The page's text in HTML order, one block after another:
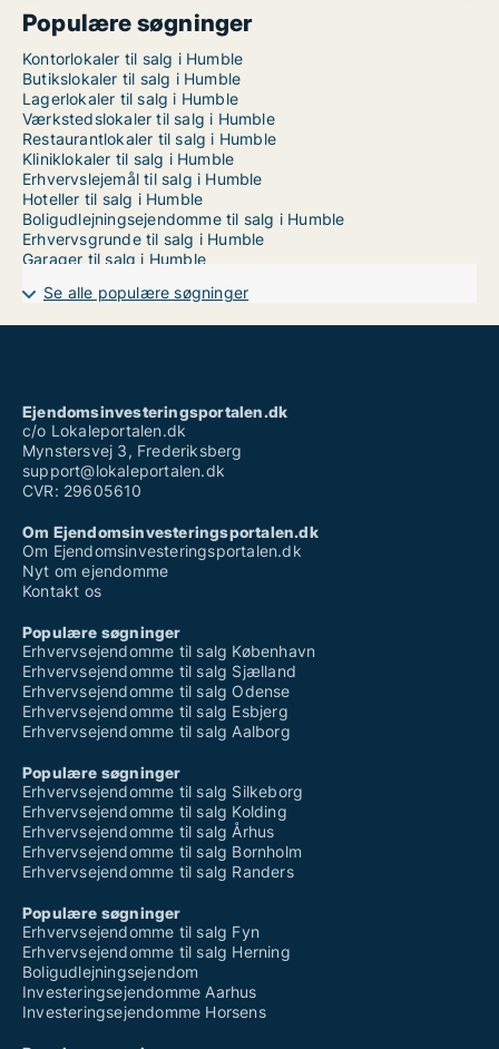
Populære søgninger
Kontorlokaler til salg i Humble
Butikslokaler til salg i Humble
Lagerlokaler til salg i Humble
Værkstedslokaler til salg i Humble
Restaurantlokaler til salg i Humble
Kliniklokaler til salg i Humble
Erhvervslejemål til salg i Humble
Hoteller til salg i Humble
Boligudlejningsejendomme til salg i Humble
Erhvervsgrunde til salg i Humble
Garager til salg i Humble
Se alle populære søgninger
Ejendomsinvesteringsportalen.dk
c/o Lokaleportalen.dk
Mynstersvej 3, Frederiksberg
support@lokaleportalen.dk
CVR: 29605610
Om Ejendomsinvesteringsportalen.dk
Om Ejendomsinvesteringsportalen.dk
Nyt om ejendomme
Kontakt os
Populære søgninger
Erhvervsejendomme til salg København
Erhvervsejendomme til salg Sjælland
Erhvervsejendomme til salg Odense
Erhvervsejendomme til salg Esbjerg
Erhvervsejendomme til salg Aalborg
Populære søgninger
Erhvervsejendomme til salg Silkeborg
Erhvervsejendomme til salg Kolding
Erhvervsejendomme til salg Århus
Erhvervsejendomme til salg Bornholm
Erhvervsejendomme til salg Randers
Populære søgninger
Erhvervsejendomme til salg Fyn
Erhvervsejendomme til salg Herning
Boligudlejningsejendom
Investeringsejendomme Aarhus
Investeringsejendomme Horsens